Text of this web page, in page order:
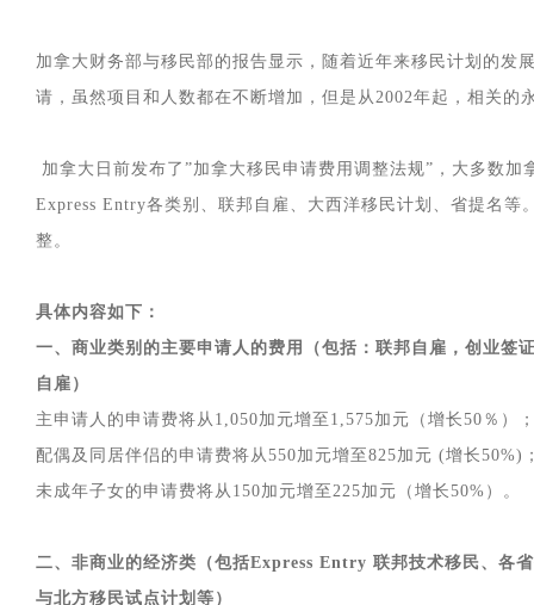
加拿大财务部与移民部的报告显示，随着近年来移民计划的发
请，虽然项目和人数都在不断增加，但是从2002年起，相关的
加拿大日前发布了”加拿大移民申请费用调整法规”，大多数
Express Entry各类别、联邦自雇、大西洋移民计划、省提名等
整。
具体内容如下：
一、商业类别的主要申请人的费用（包括：联邦自雇，创业签
自雇）
主申请人的申请费将从1,050加元增至1,575加元（增长50％）
配偶及同居伴侣的申请费将从550加元增至825加元 (增长50%)
未成年子女的申请费将从150加元增至225加元（增长50%）。
二、非商业的经济类（包括Express Entry 联邦技术移民、各
与北方移民试点计划等）